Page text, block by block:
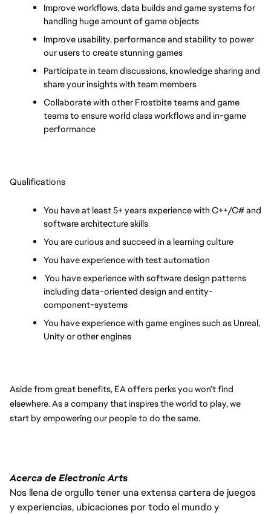
Improve workflows, data builds and game systems for
handling huge amount of game objects
Improve usability, performance and stability to power
our users to create stunning games
Participate in team discussions, knowledge sharing and
share your insights with team members
Collaborate with other Frostbite teams and game
teams to ensure world class workflows and in-game
performance
Qualifications
You have at least 5+ years experience with C++/C# and
software architecture skills
You are curious and succeed in a learning culture
You have experience with test automation
You have experience with software design patterns
including data-oriented design and entity-
component-systems
You have experience with game engines such as Unreal,
Unity or other engines
Aside from great benefits, EA offers perks you won’t find
elsewhere. As a company that inspires the world to play, we
start by empowering our people to do the same.
Acerca de Electronic Arts
Nos llena de orgullo tener una extensa cartera de juegos
y experiencias, ubicaciones por todo el mundo y